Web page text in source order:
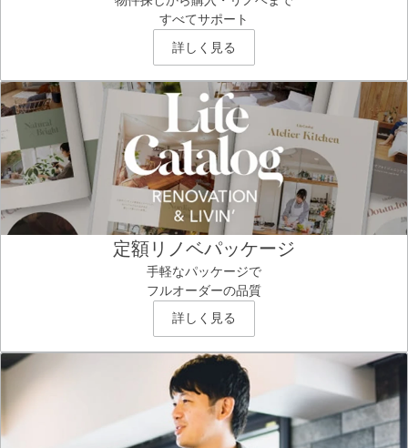
すべてサポート
詳しく見る
定額リノベパッケージ
手軽なパッケージで
フルオーダーの品質
詳しく見る